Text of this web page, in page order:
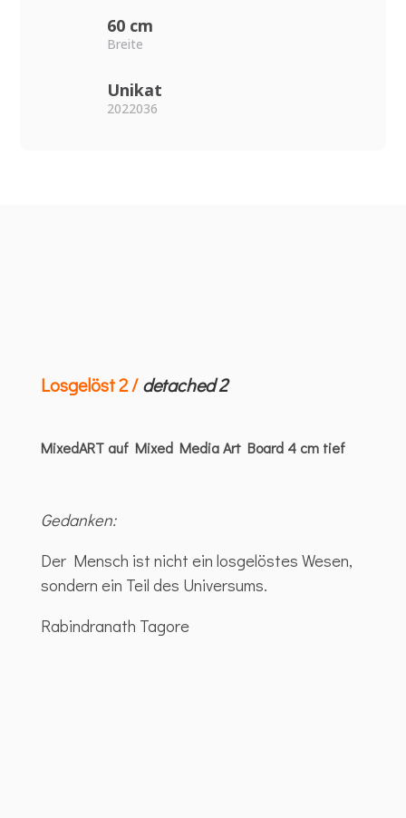
60 cm
Breite
Unikat
2022036
Losgelöst 2 /detached 2
MixedART auf Mixed Media Art Board 4 cm tief
Gedanken:
Der Mensch ist nicht ein losgelöstes Wesen,
sondern ein Teil des Universums.
Rabindranath Tagore